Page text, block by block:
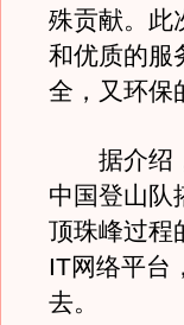
殊贡献。此
和优质的服
全，又环保
据介绍，
中国登山队
顶珠峰过程
IT网络平台
去。